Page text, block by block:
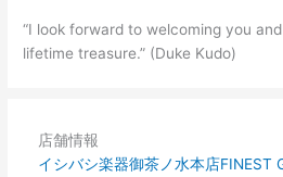
“I look forward to welcoming you
lifetime treasure.” (Duke Kudo)
店舗情報
イシバシ楽器御茶ノ水本店FINEST